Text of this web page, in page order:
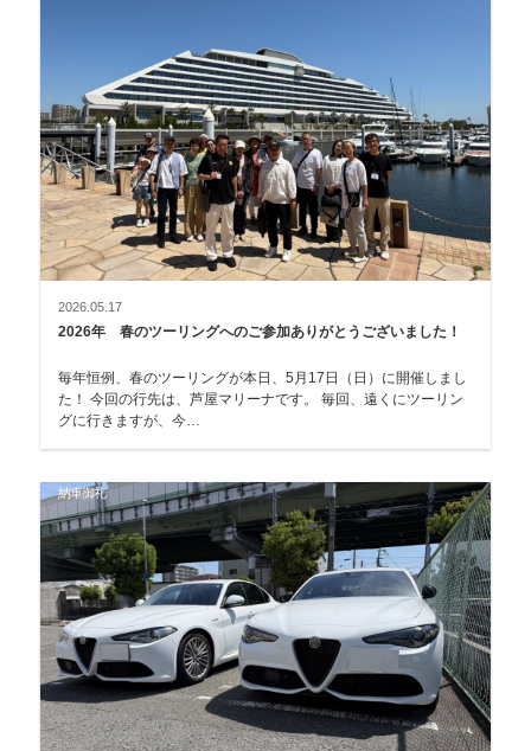
2026.05.17
2026年 春のツーリングへのご参加ありがとうございました！
毎年恒例、春のツーリングが本日、5月17日（日）に開催しまし
た！ 今回の行先は、芦屋マリーナです。 毎回、遠くにツーリン
グに行きますが、今…
納車御礼